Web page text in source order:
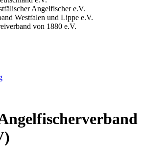
Angelfischer e.V.
Westfalen und Lippe e.V.
von 1880 e.V.